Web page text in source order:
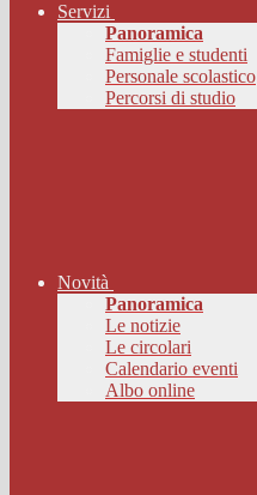
Servizi
Panoramica
Famiglie e studenti
Personale scolastico
Percorsi di studio
Novità
Panoramica
Le notizie
Le circolari
Calendario eventi
Albo online